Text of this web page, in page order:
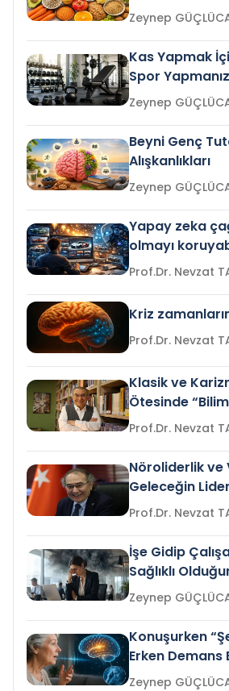
Zeynep
Kas Yapmak
Spor
Zeynep
Beyni Genç
Alışkanlıkları
Zeynep
Yapay zeka
olmayı
Kriz
Klasik ve
Ötesinde
Nöroliderlik ve
Geleceğin
İşe Gidip
Sağlıklı
Gelir mi?Zeynep
Konuşurken
Erken
mi?
Zeynep